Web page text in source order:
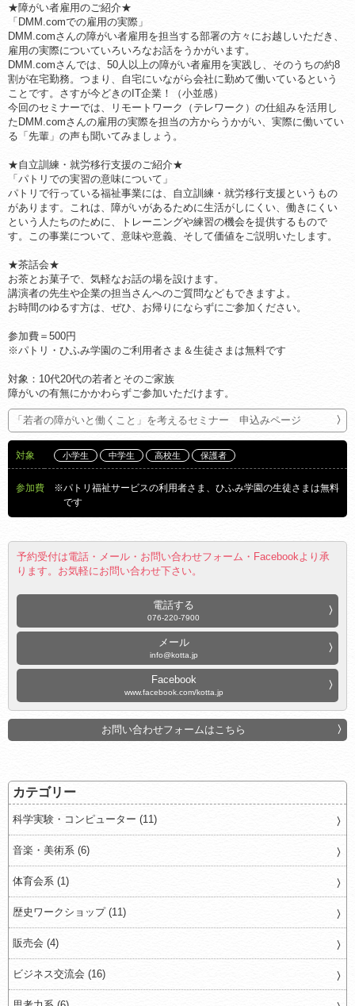
★障がい者雇用のご紹介★
「DMM.comでの雇用の実際」
DMM.comさんの障がい者雇用を担当する部署の方々にお越しいただき、
雇用の実際についていろいろなお話をうかがいます。
DMM.comさんでは、50人以上の障がい者雇用を実践し、そのうちの約8
割が在宅勤務。つまり、自宅にいながら会社に勤めて働いているという
ことです。さすが今どきのIT企業！（小並感）
今回のセミナーでは、リモートワーク（テレワーク）の仕組みを活用し
たDMM.comさんの雇用の実際を担当の方からうかがい、実際に働いてい
る「先輩」の声も聞いてみましょう。
★自立訓練・就労移行支援のご紹介★
「パトリでの実習の意味について」
パトリで行っている福祉事業には、自立訓練・就労移行支援というもの
があります。これは、障がいがあるために生活がしにくい、働きにくい
という人たちのために、トレーニングや練習の機会を提供するもので
す。この事業について、意味や意義、そして価値をご説明いたします。
★茶話会★
お茶とお菓子で、気軽なお話の場を設けます。
講演者の先生や企業の担当さんへのご質問などもできますよ。
お時間のゆるす方は、ぜひ、お帰りにならずにご参加ください。
参加費＝500円
※パトリ・ひふみ学園のご利用者さま＆生徒さまは無料です
対象：10代20代の若者とそのご家族
障がいの有無にかかわらずご参加いただけます。
「若者の障がいと働くこと」を考えるセミナー 申込みページ
対象 小学生 中学生 高校生 保護者
参加費
※パトリ福祉サービスの利用者さま、ひふみ学園の生徒さまは無料
です
予約受付は電話・メール・お問い合わせフォーム・Facebookより承
ります。お気軽にお問い合わせ下さい。
電話する
076-220-7900
メール
info@kotta.jp
Facebook
www.facebook.com/kotta.jp
お問い合わせフォームはこちら
カテゴリー
科学実験・コンピューター (11)
音楽・美術系 (6)
体育会系 (1)
歴史ワークショップ (11)
販売会 (4)
ビジネス交流会 (16)